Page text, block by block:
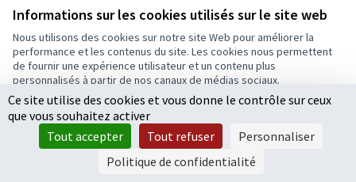
Informations sur les cookies utilisés sur le site web
Nous utilisons des cookies sur notre site Web pour améliorer la
performance et les contenus du site. Les cookies nous permettent
de fournir une expérience utilisateur et un contenu plus
personnalisés à partir de nos canaux de médias sociaux.
Tout accepter
Accepter seulement les cookies essentiels
Paramètres
Valoriser et développer les modes de
déplacements alternatifs à la voiture
Ce site utilise des cookies et vous donne le contrôle sur ceux
que vous souhaitez activer
Tout accepter
Tout refuser
Personnaliser
Politique de confidentialité